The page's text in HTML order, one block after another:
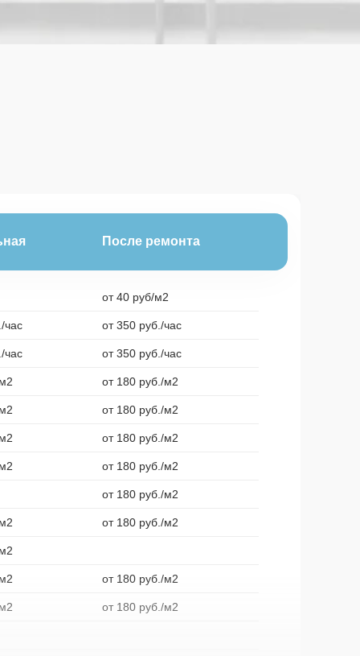
После ремонта
от 40 руб/м2
час от 350 руб./час
час от 350 руб./час
от 180 руб./м2
от 180 руб./м2
от 180 руб./м2
от 180 руб./м2
от 180 руб./м2
от 180 руб./м2
от 180 руб./м2
от 180 руб./м2